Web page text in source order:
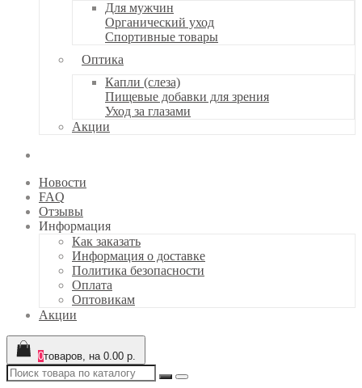
Для мужчин
Органический уход
Спортивные товары
Оптика
Капли (слеза)
Пищевые добавки для зрения
Уход за глазами
Акции
Новости
FAQ
Отзывы
Информация
Как заказать
Информация о доставке
Политика безопасности
Оплата
Оптовикам
Акции
0товаров, на 0.00 р.